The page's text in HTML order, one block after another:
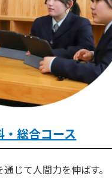
・総合コース
通じて人間力を伸ばす。